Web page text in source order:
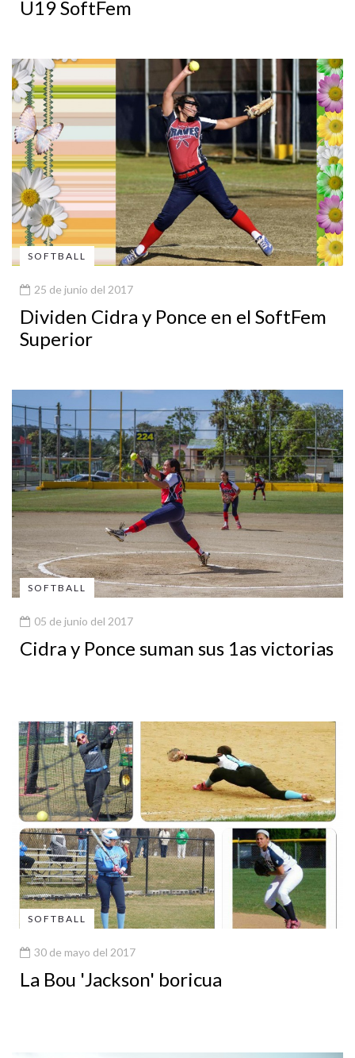
U19 SoftFem
SOFTBALL
25 de junio del 2017
Dividen Cidra y Ponce en el SoftFem
Superior
SOFTBALL
05 de junio del 2017
Cidra y Ponce suman sus 1as victorias
SOFTBALL
30 de mayo del 2017
La Bou 'Jackson' boricua